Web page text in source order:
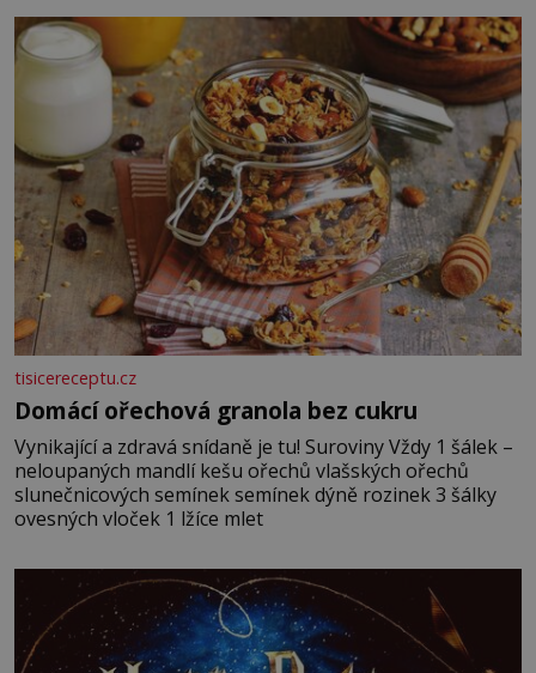
posypání Postup: Oddělte žloutky od bílků. Žloutky
vyšlehejte s cukrem do světlé pěny a postupně do nich
vmíchejte mascarpone, aby vznikl hladký
tisicereceptu.cz
Domácí ořechová granola bez cukru
Vynikající a zdravá snídaně je tu! Suroviny Vždy 1 šálek –
neloupaných mandlí kešu ořechů vlašských ořechů
slunečnicových semínek semínek dýně rozinek 3 šálky
ovesných vloček 1 lžíce mlet